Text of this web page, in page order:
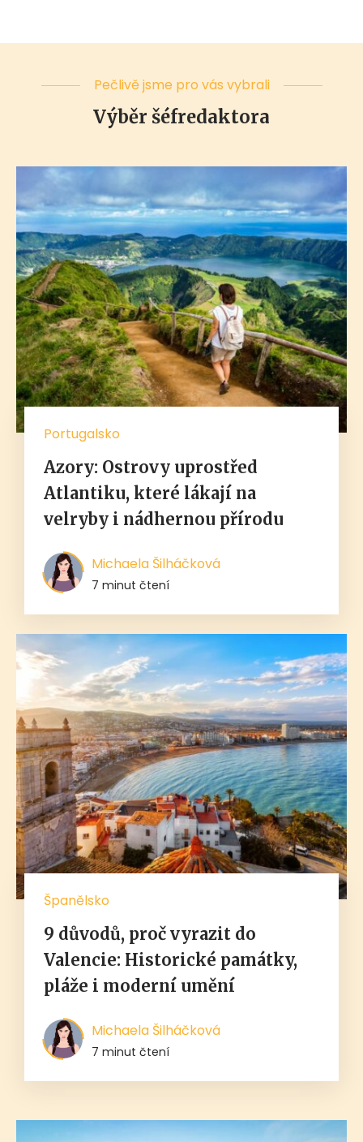
Pečlivě jsme pro vás vybrali
Výběr šéfredaktora
Portugalsko
Azory: Ostrovy uprostřed
Atlantiku, které lákají na
velryby i nádhernou přírodu
Michaela Šilháčková
7 minut čtení
Španělsko
9 důvodů, proč vyrazit do
Valencie: Historické památky,
pláže i moderní umění
Michaela Šilháčková
7 minut čtení